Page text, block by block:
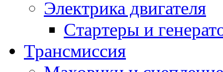
Электрика двигателя
Стартеры и
Трансмиссия